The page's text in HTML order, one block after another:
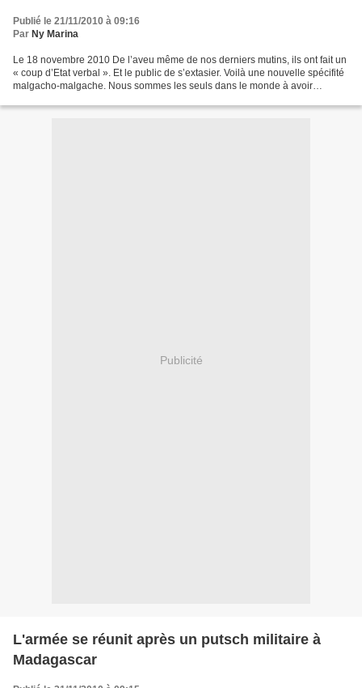
Publié le 21/11/2010 à 09:16
Par Ny Marina
Le 18 novembre 2010 De l’aveu même de nos derniers mutins, ils ont fait un
« coup d’Etat verbal ». Et le public de s’extasier. Voilà une nouvelle spécifité
malgacho-malgache. Nous sommes les seuls dans le monde à avoir
Publicité
L'armée se réunit après un putsch militaire à
Madagascar